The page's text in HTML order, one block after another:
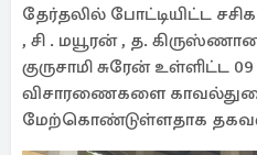
தேர்தலில் போட்டியிட்ட
, சி . மயூரன் , த.
குருசாமி சுரேன் உள்ளிட்ட
விசாரணைகளை
மேற்கொண்டுள்ளதாக தகவல்